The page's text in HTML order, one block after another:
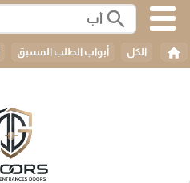
search
home الكل أبواب الطلب المسبق